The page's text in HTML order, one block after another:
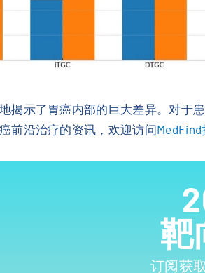
揭示了胃癌内部的巨大差异。对于
前沿治疗的资讯，欢迎访问
靶
订阅获